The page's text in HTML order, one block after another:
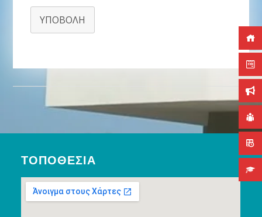
ΥΠΟΒΟΛΉ
ΤΟΠΟΘΕΣΊΑ